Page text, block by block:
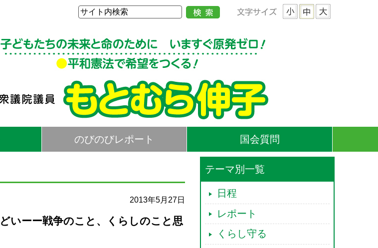
のびのびレポート 国会質問
2013年5月27日
いーー戦争のこと、くらしのこと思
テーマ別一覧
日程
レポート
くらし守る